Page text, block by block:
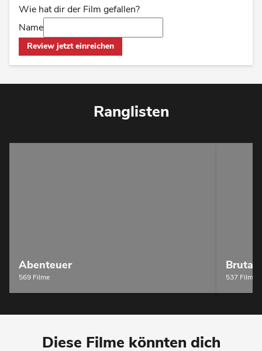
Wie hat dir der Film gefallen?
Name
Review jetzt einreichen
Ranglisten
Abenteuer
569 Filme
Brutal
537 Filme
Diese Filme könnten dich